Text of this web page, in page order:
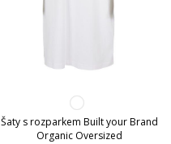
Šaty s rozparkem Built your Brand
Organic Oversized